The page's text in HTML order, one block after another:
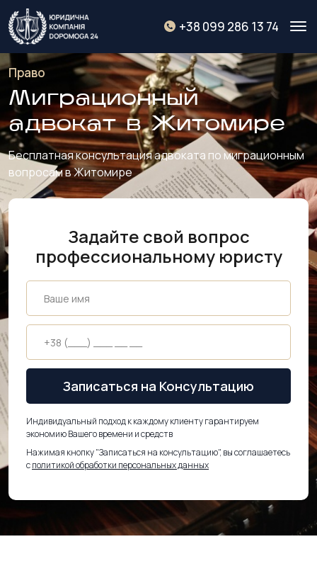
+38 099 286 13 74
Право
Миграционный
адвокат в Житомире
Бесплатная консультация адвоката по миграционным
вопросам в Житомире
Задайте свой вопрос
профессиональному юристу
Записаться на Консультацию
Индивидуальный подход к каждому клиенту гарантируем
экономию Вашего времени и средств
Нажимая кнопку "Записаться на консультацию", вы соглашаетесь
сполитикой обработки персональных данных